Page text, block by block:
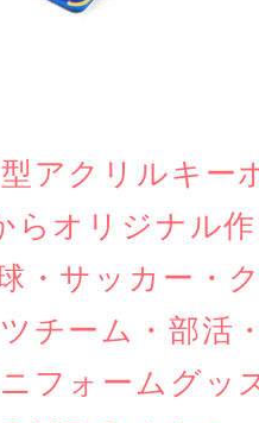
アクリルキー
らオリジナル作
・サッカー・
チーム・部活
フォームグッ